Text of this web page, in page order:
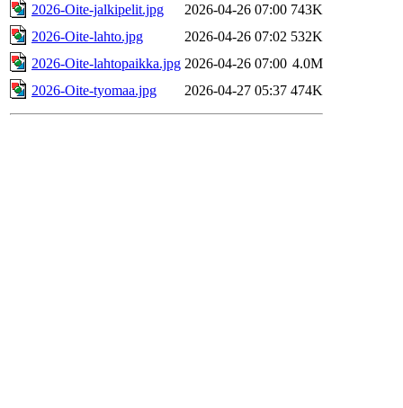
2026-Oite-jalkipelit.jpg
2026-04-26 07:00 743K
2026-Oite-lahto.jpg
2026-04-26 07:02 532K
2026-Oite-lahtopaikka.jpg 2026-04-26 07:00 4.0M
2026-Oite-tyomaa.jpg
2026-04-27 05:37 474K